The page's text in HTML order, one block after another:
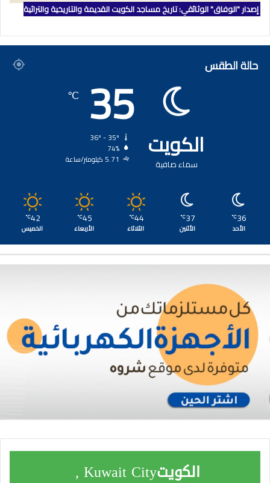
إصدار "الوفاق" الوثائقي: تاريخ مساجد الكويت القديمة والتاريخية والتراثية
حالة الطقس
الكويت
سماء صافية
35
℃
74%
5.71 كيلومتر/ساعة
36
℃
الأحد
37
℃
الأثنين
44
℃
الثلاثاء
45
℃
الأربعاء
42
℃
الخميس